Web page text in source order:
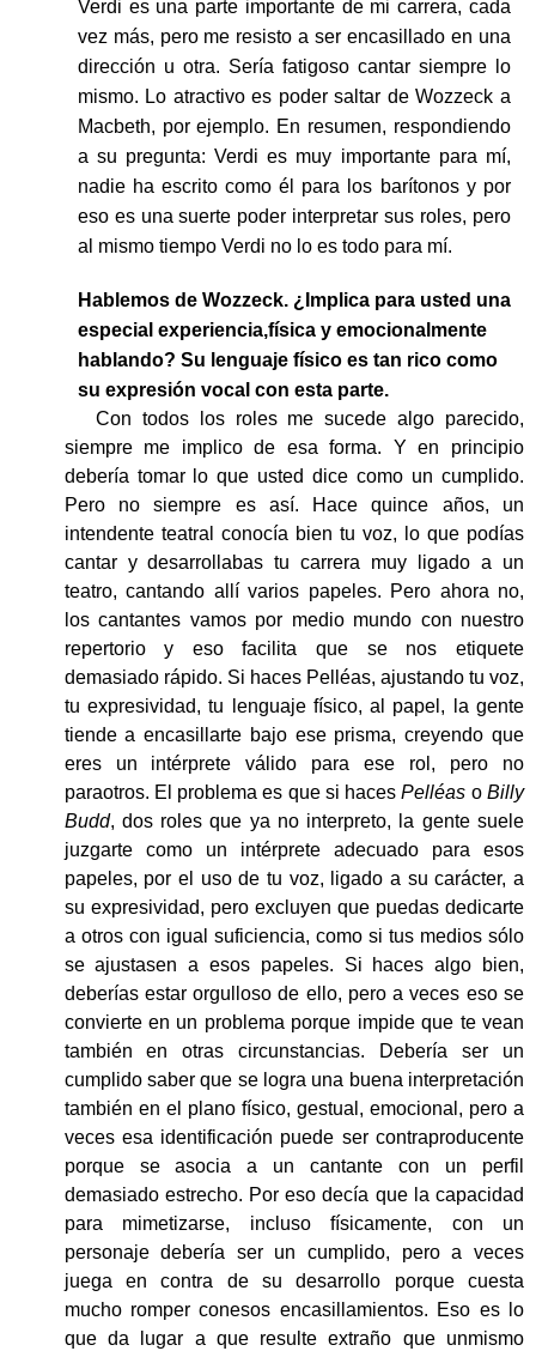
Verdi es una parte importante de mi carrera, cada
vez más, pero me resisto a ser encasillado en una
dirección u otra. Sería fatigoso cantar siempre lo
mismo. Lo atractivo es poder saltar de Wozzeck a
Macbeth, por ejemplo. En resumen, respondiendo
a su pregunta: Verdi es muy importante para mí,
nadie ha escrito como él para los barítonos y por
eso es una suerte poder interpretar sus roles, pero
al mismo tiempo Verdi no lo es todo para mí.
Hablemos de Wozzeck. ¿Implica para usted una
especial experiencia,física y emocionalmente
hablando? Su lenguaje físico es tan rico como
su expresión vocal con esta parte.
Con todos los roles me sucede algo parecido,
siempre me implico de esa forma. Y en principio
debería tomar lo que usted dice como un cumplido.
Pero no siempre es así. Hace quince años, un
intendente teatral conocía bien tu voz, lo que podías
cantar y desarrollabas tu carrera muy ligado a un
teatro, cantando allí varios papeles. Pero ahora no,
los cantantes vamos por medio mundo con nuestro
repertorio y eso facilita que se nos etiquete
demasiado rápido. Si haces Pelléas, ajustando tu voz,
tu expresividad, tu lenguaje físico, al papel, la gente
tiende a encasillarte bajo ese prisma, creyendo que
eres un intérprete válido para ese rol, pero no
paraotros. El problema es que si hacesPelléas oBilly
Budd, dos roles que ya no interpreto, la gente suele
juzgarte como un intérprete adecuado para esos
papeles, por el uso de tu voz, ligado a su carácter, a
su expresividad, pero excluyen que puedas dedicarte
a otros con igual suficiencia, como si tus medios sólo
se ajustasen a esos papeles. Si haces algo bien,
deberías estar orgulloso de ello, pero a veces eso se
convierte en un problema porque impide que te vean
también en otras circunstancias. Debería ser un
cumplido saber que se logra una buena interpretación
también en el plano físico, gestual, emocional, pero a
veces esa identificación puede ser contraproducente
porque se asocia a un cantante con un perfil
demasiado estrecho. Por eso decía que la capacidad
para mimetizarse, incluso físicamente, con un
personaje debería ser un cumplido, pero a veces
juega en contra de su desarrollo porque cuesta
mucho romper conesos encasillamientos. Eso es lo
que da lugar a que resulte extraño que unmismo